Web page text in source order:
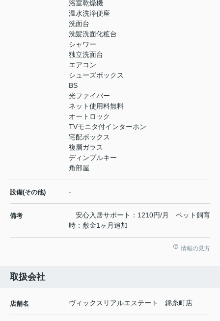
浴室乾燥機
温水洗浄便座
洗面台
洗髪洗面化粧台
シャワー
独立洗面台
エアコン
シューズボックス
BS
光ファイバー
ネット使用料無料
オートロック
TVモニタ付インターホン
宅配ボックス
複層ガラス
ディンプルキー
角部屋
設備(その他) -
備考
安心入居サポート：1210円/月 ペット飼育
時：敷金1ヶ月追加
情報の見方
取扱会社
店舗名 ヴィックスリアルエステート 錦糸町店